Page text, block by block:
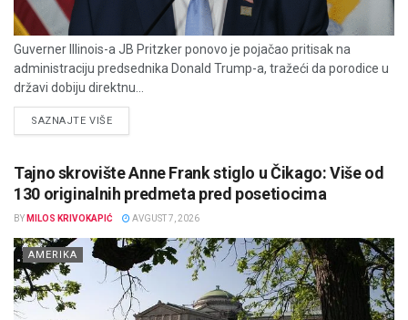
Guverner Illinois-a JB Pritzker ponovo je pojačao pritisak na
administraciju predsednika Donald Trump-a, tražeći da porodice u
državi dobiju direktnu...
SAZNAJTE VIŠEDETAILS
Tajno skrovište Anne Frank stiglo u Čikago: Više od
130 originalnih predmeta pred posetiocima
BY MILOS KRIVOKAPIĆ AVGUST 7, 2026
AMERIKA